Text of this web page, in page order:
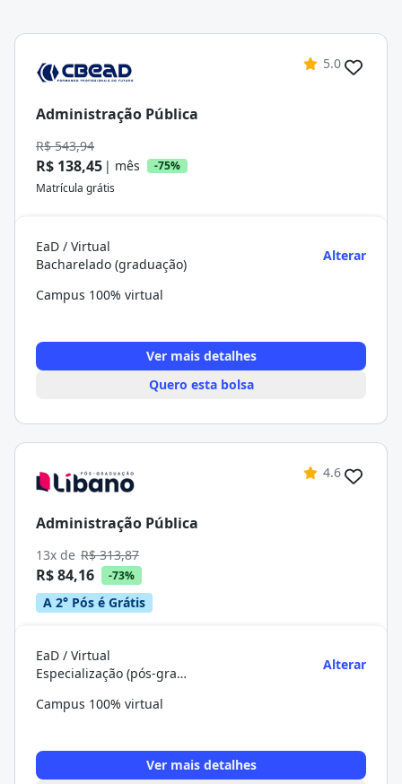
5.0
Administração Pública
R$ 543,94
R$ 138,45 | mês
-75%
Matrícula grátis
EaD / Virtual
Bacharelado (graduação)
Alterar
Campus 100% virtual
Ver mais detalhes
Quero esta bolsa
4.6
Administração Pública
13x de R$ 313,87
R$ 84,16 -73%
A 2° Pós é Grátis
EaD / Virtual
Especialização (pós-graduação)
Alterar
Campus 100% virtual
Ver mais detalhes